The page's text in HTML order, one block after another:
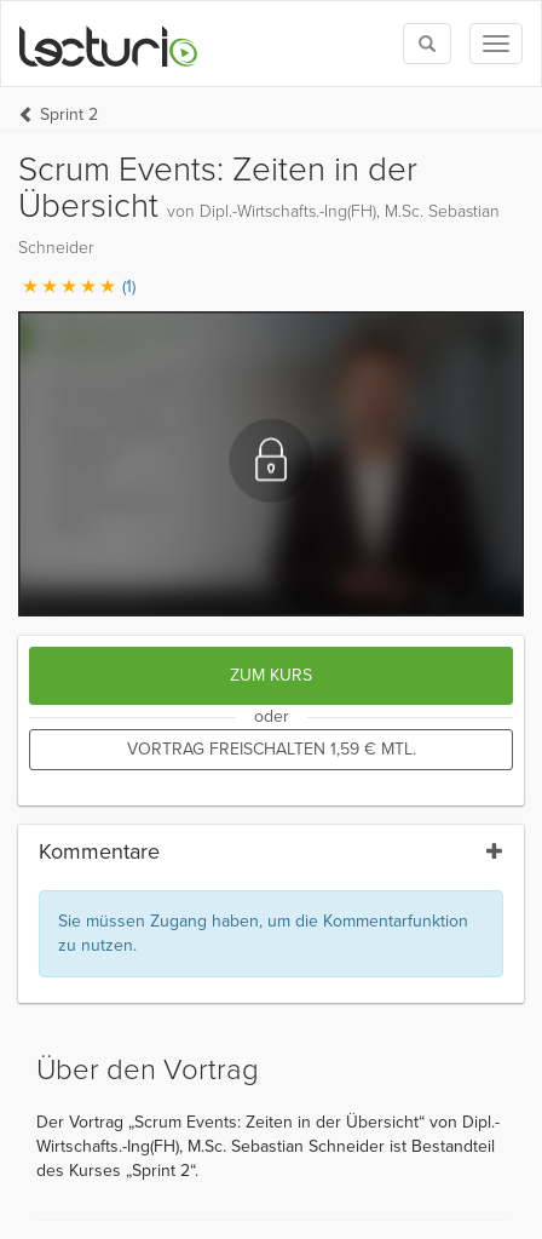
Toggle
search
Sprint 2
Scrum Events: Zeiten in der
Übersicht von Dipl.-Wirtschafts.-Ing(FH), M.Sc. Sebastian
Schneider
(1)
ZUM KURS
oder
VORTRAG FREISCHALTEN 1,59 € MTL.
Kommentare
Sie müssen Zugang haben, um die Kommentarfunktion
zu nutzen.
Über den Vortrag
Der Vortrag „Scrum Events: Zeiten in der Übersicht“ von Dipl.-
Wirtschafts.-Ing(FH), M.Sc. Sebastian Schneider ist Bestandteil
des Kurses „Sprint 2“.